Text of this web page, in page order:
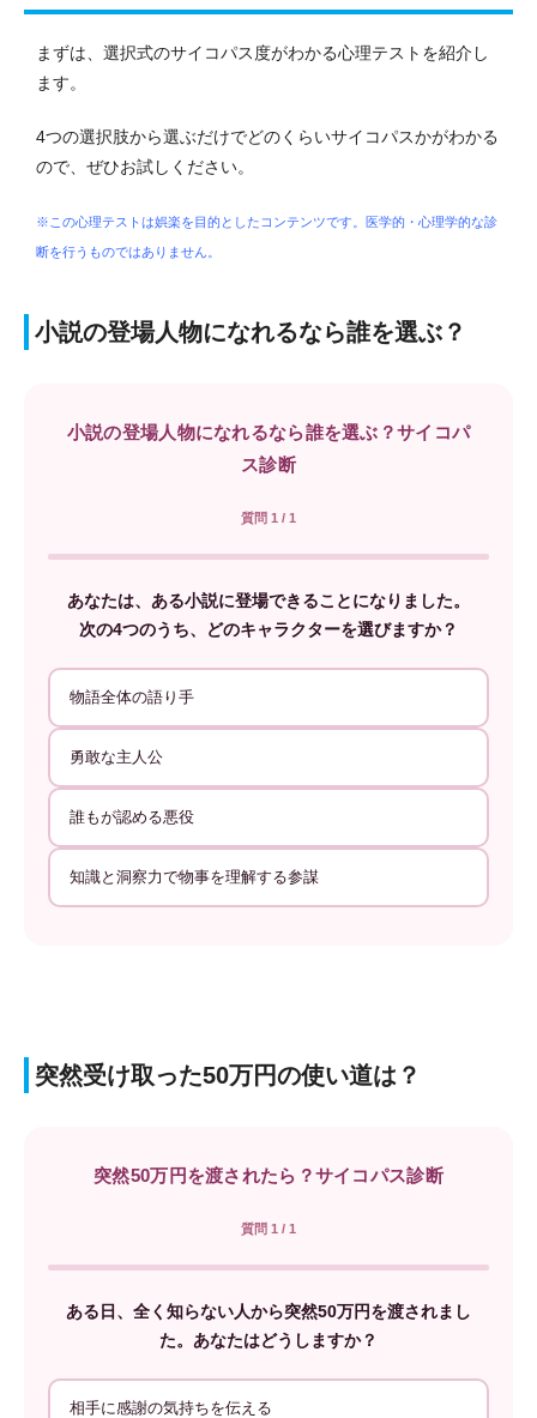
まずは、選択式のサイコパス度がわかる心理テストを紹介し
ます。
4つの選択肢から選ぶだけでどのくらいサイコパスかがわかる
ので、ぜひお試しください。
※この心理テストは娯楽を目的としたコンテンツです。医学的・心理学的な診
断を行うものではありません。
小説の登場人物になれるなら誰を選ぶ？
小説の登場人物になれるなら誰を選ぶ？サイコパ
ス診断
質問 1 / 1
あなたは、ある小説に登場できることになりました。
次の4つのうち、どのキャラクターを選びますか？
物語全体の語り手
勇敢な主人公
誰もが認める悪役
知識と洞察力で物事を理解する参謀
突然受け取った50万円の使い道は？
突然50万円を渡されたら？サイコパス診断
質問 1 / 1
ある日、全く知らない人から突然50万円を渡されまし
た。あなたはどうしますか？
相手に感謝の気持ちを伝える